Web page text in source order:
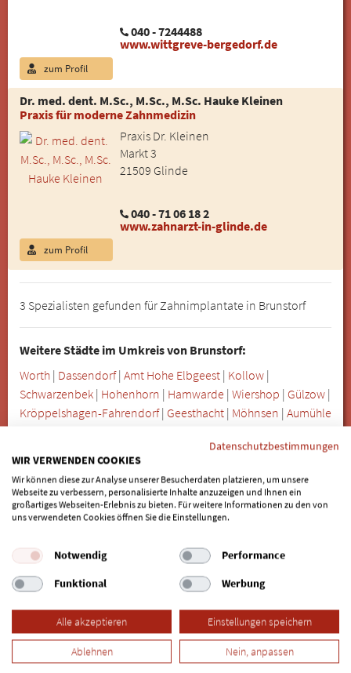
040 - 7244488
www.wittgreve-bergedorf.de
zum Profil
Dr. med. dent. M.Sc., M.Sc., M.Sc. Hauke Kleinen
Praxis für moderne Zahnmedizin
Praxis Dr. Kleinen
Markt 3
21509 Glinde
040 - 71 06 18 2
www.zahnarzt-in-glinde.de
zum Profil
3 Spezialisten gefunden für Zahnimplantate in Brunstorf
Weitere Städte im Umkreis von Brunstorf:
Worth | Dassendorf| Amt Hohe Elbgeest | Kollow |
Schwarzenbek | Hohenhorn | Hamwarde | Wiershop | Gülzow |
Kröppelshagen-Fahrendorf| Geesthacht | Möhnsen | Aumühle
|Basthorst|Wohltorf|
Klein Pampau|Grande|
Dahmker
Einfühlungsvermögen. Denn für jeden Patienten ist der
Implantologen in Brunstorf voraussetzt. Ob der Eingriff mit
oder ohne Sedierung / Narkose verläuft, besprechen vorab
Patient und Implantologe und entscheiden individuell.
Implantate sind in den meisten Fällen die komfortabelste
Lösung für Zahnersatz, weisen bei der richtigen Pflege eine
Datenschutzbestimmungen
WIR VERWENDEN COOKIES
Wir können diese zur Analyse unserer Besucherdaten platzieren, um unsere
Webseite zu verbessern, personalisierte Inhalte anzuzeigen und Ihnen ein
großartiges Webseiten-Erlebnis zu bieten. Für weitere Informationen zu den von
uns verwendeten Cookies öffnen Sie die Einstellungen.
Notwendig
Performance
Funktional
Werbung
Alle akzeptieren Einstellungen speichern
Ablehnen Nein, anpassen